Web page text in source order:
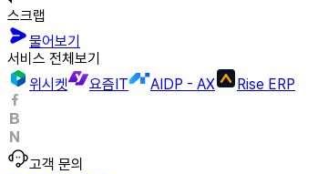
스크랩
물어보기
서비스 전체보기
위시켓
요즘IT AIDP - AX Rise ERP
고객 문의